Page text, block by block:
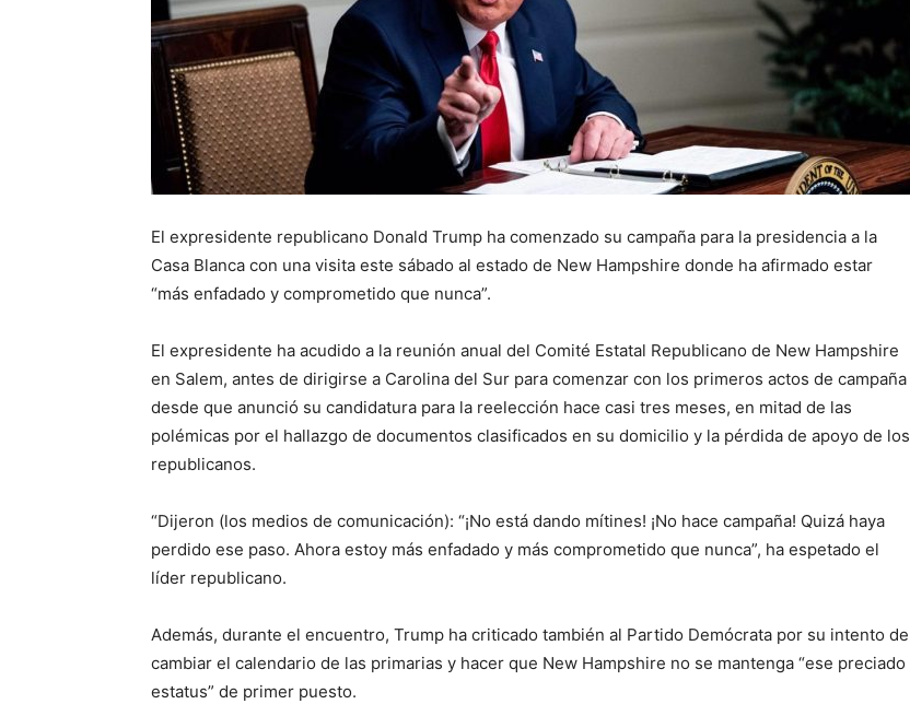
El expresidente republicano Donald Trump ha comenzado su campaña para la presidencia a la
Casa Blanca con una visita este sábado al estado de New Hampshire donde ha afirmado estar
“más enfadado y comprometido que nunca”.
El expresidente ha acudido a la reunión anual del Comité Estatal Republicano de New Hampshire
en Salem, antes de dirigirse a Carolina del Sur para comenzar con los primeros actos de campaña
desde que anunció su candidatura para la reelección hace casi tres meses, en mitad de las
polémicas por el hallazgo de documentos clasificados en su domicilio y la pérdida de apoyo de los
republicanos.
“Dijeron (los medios de comunicación): “¡No está dando mítines! ¡No hace campaña! Quizá haya
perdido ese paso. Ahora estoy más enfadado y más comprometido que nunca”, ha espetado el
líder republicano.
Además, durante el encuentro, Trump ha criticado también al Partido Demócrata por su intento de
cambiar el calendario de las primarias y hacer que New Hampshire no se mantenga “ese preciado
estatus” de primer puesto.